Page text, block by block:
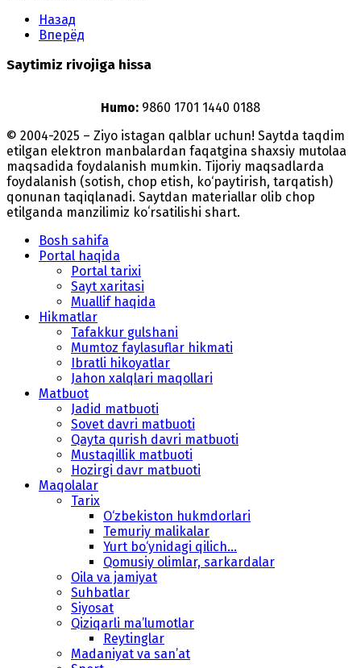
Назад
Вперёд
Saytimiz rivojiga hissa
Humo: 9860 1701 1440 0188
© 2004-2025 – Ziyo istagan qalblar uchun! Saytda taqdim
etilgan elektron manbalardan faqatgina shaxsiy mutolaa
maqsadida foydalanish mumkin. Tijoriy maqsadlarda
foydalanish (sotish, chop etish, ko‘paytirish, tarqatish)
qonunan taqiqlanadi. Saytdan materiallar olib chop
etilganda manzilimiz koʻrsatilishi shart.
Bosh sahifa
Portal haqida
Portal tarixi
Sayt xaritasi
Muallif haqida
Hikmatlar
Tafakkur gulshani
Mumtoz faylasuflar hikmati
Ibratli hikoyatlar
Jahon xalqlari maqollari
Matbuot
Jadid matbuoti
Sovet davri matbuoti
Qayta qurish davri matbuoti
Mustaqillik matbuoti
Hozirgi davr matbuoti
Maqolalar
Tarix
O‘zbekiston hukmdorlari
Temuriy malikalar
Yurt bo‘ynidagi qilich...
Qomusiy olimlar, sarkardalar
Oila va jamiyat
Suhbatlar
Siyosat
Qiziqarli ma’lumotlar
Reytinglar
Madaniyat va san’at